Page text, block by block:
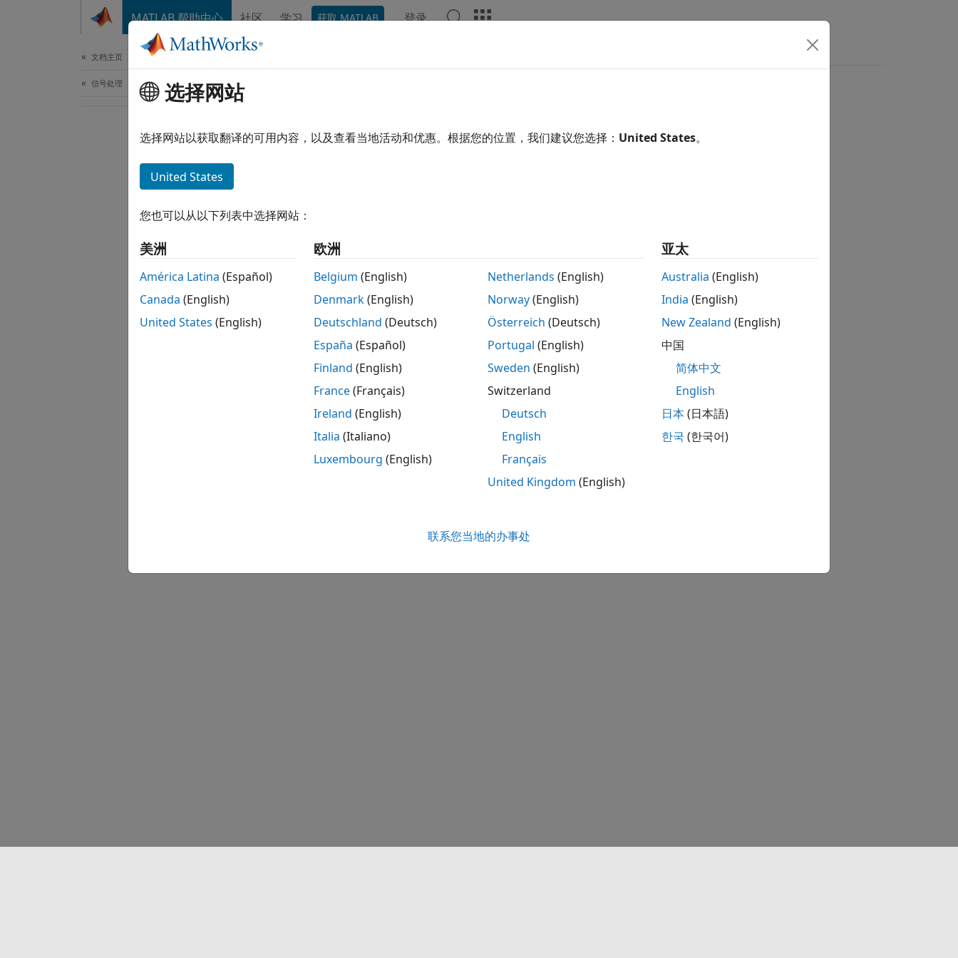
MATLAB 帮助中心 社区 学习 获取 MATLAB 登录
文档主页
信号处理
本页内容对您有帮助吗？
选择网站
选择网站以获取翻译的可用内容，以及查看当地活动和优惠。根据您的位置，我们建议您选择： United States。
United States
您也可以从以下列表中选择网站：
美洲
América Latina (Español)
Canada (English)
United States (English)
欧洲
Belgium (English)
Denmark(English)
Deutschland (Deutsch)
España (Español)
Finland (English)
France(Français)
Ireland (English)
Italia (Italiano)
Luxembourg (English)
Netherlands (English)
Norway(English)
Österreich (Deutsch)
Portugal (English)
Sweden (English)
Switzerland
Deutsch
English
Français
United Kingdom (English)
亚太
Australia (English)
India (English)
New Zealand (English)
中国
简体中文
English
日本(日本語)
한국 (한국어)
联系您当地的办事处